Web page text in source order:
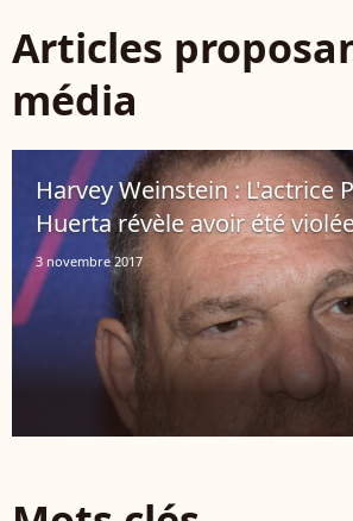
Articles
média
Harvey Weinstein : L'actrice
Huerta révèle avoir été
3 novembre 2017